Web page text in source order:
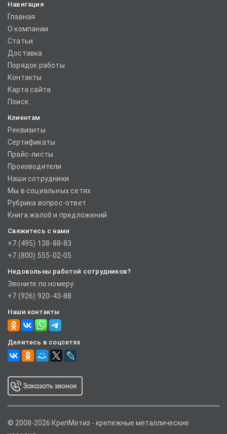
Навигация
Главная
О компании
Статьи
Доставка
Порядок работы
Контакты
Карта сайта
Поиск
Клиентам
Реквизиты
Сертификаты
Прайс-листы
Производители
Наши сотрудники
Мы в социальных сетях
Рубрика вопрос-ответ
Книга жалоб и предложений
Свяжитесь с нами
+7 (495) 138-88-83
+7 (800) 555-02-05
Недовольны работой сотрудников?
Звоните по номеру:
+7 (926) 920-43-88
Наши контакты
Делитесь в соцсетях
© 2008-2026 КрепМетиз - крепежные металлические